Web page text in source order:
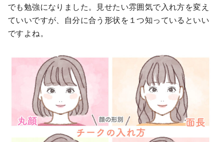
でも勉強になりました。見せたい雰囲気で入れ方を変え
ていいですが、自分に合う形状を１つ知っているといい
ですよね。